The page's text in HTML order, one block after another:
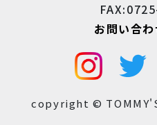
お問い合
copyright ©